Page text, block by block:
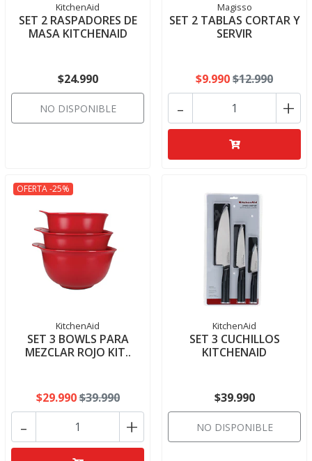
KitchenAid
SET 2 RASPADORES DE
MASA KITCHENAID
$24.990
NO DISPONIBLE
Magisso
SET 2 TABLAS CORTAR Y
SERVIR
$9.990$12.990
+
-
OFERTA -25%
KitchenAid
SET 3 BOWLS PARA
MEZCLAR ROJO KIT..
$29.990$39.990
+
-
KitchenAid
SET 3 CUCHILLOS
KITCHENAID
$39.990
NO DISPONIBLE